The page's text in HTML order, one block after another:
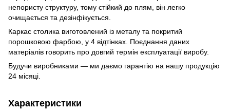
непористу структуру, тому стійкий до плям, він легко
очищається та дезінфікується.
Каркас столика виготовлений із металу та покритий
порошковою фарбою, у 4 відтінках. Поєднання даних
матеріалів говорить про довгий термін експлуатації виробу.
Будучи виробниками — ми даємо гарантію на нашу продукцію
24 місяці.
Характеристики